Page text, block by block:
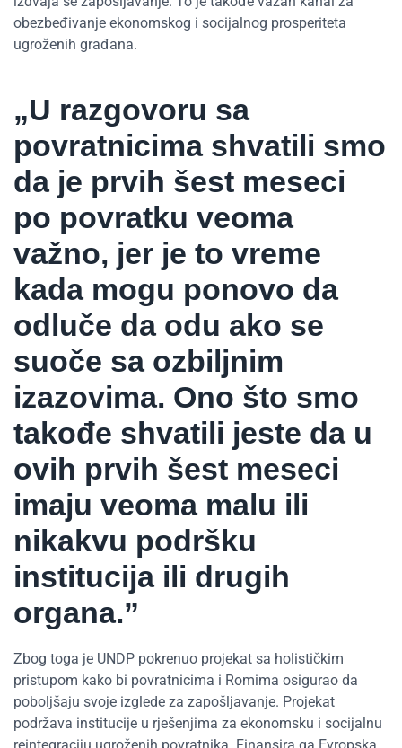
obezbeđivanje ekonomskog i socijalnog prosperiteta
ugroženih građana.
„U razgovoru sa
povratnicima shvatili smo
da je prvih šest meseci
po povratku veoma
važno, jer je to vreme
kada mogu ponovo da
odluče da odu ako se
suoče sa ozbiljnim
izazovima. Ono što smo
takođe shvatili jeste da u
ovih prvih šest meseci
imaju veoma malu ili
nikakvu podršku
institucija ili drugih
organa.”
Zbog toga je UNDP pokrenuo projekat sa holističkim
pristupom kako bi povratnicima i Romima osigurao da
poboljšaju svoje izglede za zapošljavanje. Projekat
podržava institucije u rješenjima za ekonomsku i socijalnu
reintegraciju ugroženih povratnika. Finansira ga Evropska